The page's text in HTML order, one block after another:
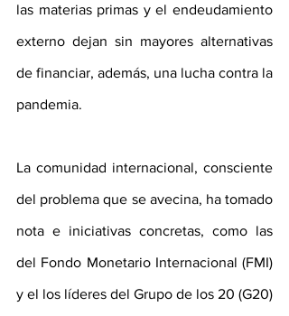
las materias primas y el endeudamiento
externo dejan sin mayores alternativas
de financiar, además, una lucha contra la
pandemia.
La comunidad internacional, consciente
del problema que se avecina, ha tomado
nota e iniciativas concretas, como las
del Fondo Monetario Internacional (FMI)
y el los líderes del Grupo de los 20 (G20)